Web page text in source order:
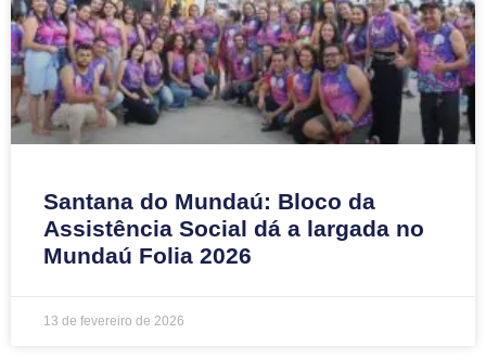
Santana do Mundaú: Bloco da
Assistência Social dá a largada no
Mundaú Folia 2026
13 de fevereiro de 2026